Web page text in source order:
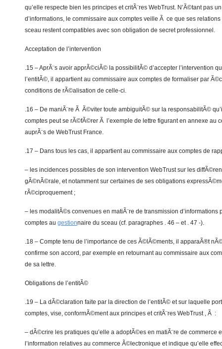
qu’elle respecte bien les principes et critÃ¨res WebTrust. N’Ã©tant pas
d’informations, le commissaire aux comptes veille Ã ce que ses
sceau restent compatibles avec son obligation de secret professionnel.
Acceptation de l’intervention
.15 – AprÃ¨s avoir apprÃ©ciÃ© la possibilitÃ© d’accepter l’intervention
l’entitÃ©, il appartient au commissaire aux comptes de formaliser par
conditions de rÃ©alisation de celle-ci.
.16 – De maniÃ¨re Ã Ã©viter toute ambiguitÃ© sur la responsabilitÃ©
comptes peut se rÃ©fÃ©rer Ã l’exemple de lettre figurant en annexe au
auprÃ¨s de WebTrust France.
.17 – Dans tous les cas, il appartient au commissaire aux comptes de
– les incidences possibles de son intervention WebTrust sur les
gÃ©nÃ©rale, et notamment sur certaines de ses obligations
rÃ©ciproquement ;
– les modalitÃ©s convenues en matiÃ¨re de transmission d’informations
comptes au gestionnaire du sceau (cf. paragraphes . 46 – et . 47 -).
.18 – Compte tenu de l’importance de ces Ã©lÃ©ments, il apparaÃ®t
confirme son accord, par exemple en retournant au commissaire aux
de sa lettre.
Obligations de l’entitÃ©
.19 – La dÃ©claration faite par la direction de l’entitÃ© et sur laquelle
comptes, vise, conformÃ©ment aux principes et critÃ¨res WebTrust , Ã :
– dÃ©crire les pratiques qu’elle a adoptÃ©es en matiÃ¨re de commerce
l’information relatives au commerce Ã©lectronique et indique qu’elle